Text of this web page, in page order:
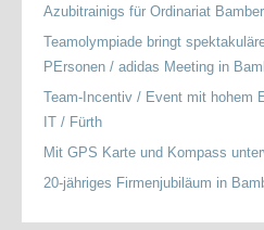
Azubitrainigs für Ordinariat
Teamolympiade bringt
PErsonen / adidas Meeting in
Team-Incentiv / Event mit hohem
IT / Fürth
Mit GPS Karte und Kompass
20-jähriges Firmenjubiläum in